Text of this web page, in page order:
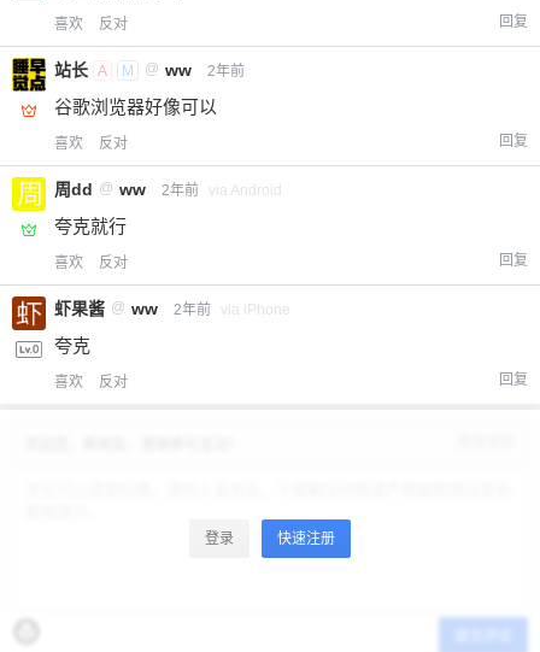
喜欢 反对 回复
站长 A M @ ww 2年前
谷歌浏览器好像可以
喜欢 反对 回复
周dd @ ww 2年前 via Android
夸克就行
喜欢 反对 回复
虾果酱 @ ww 2年前 via iPhone
夸克
喜欢 反对 回复
登录 快速注册
您没有权限发布内容，请购买会员或者提升权
限。
忘记密码？